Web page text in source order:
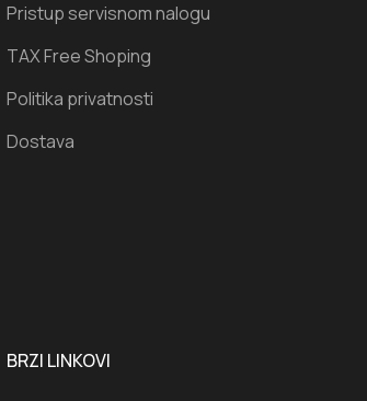
Pristup servisnom nalogu
TAX Free Shoping
Politika privatnosti
Dostava
BRZI LINKOVI